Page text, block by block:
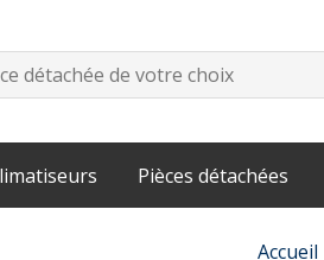
Pièces détachées
Accueil